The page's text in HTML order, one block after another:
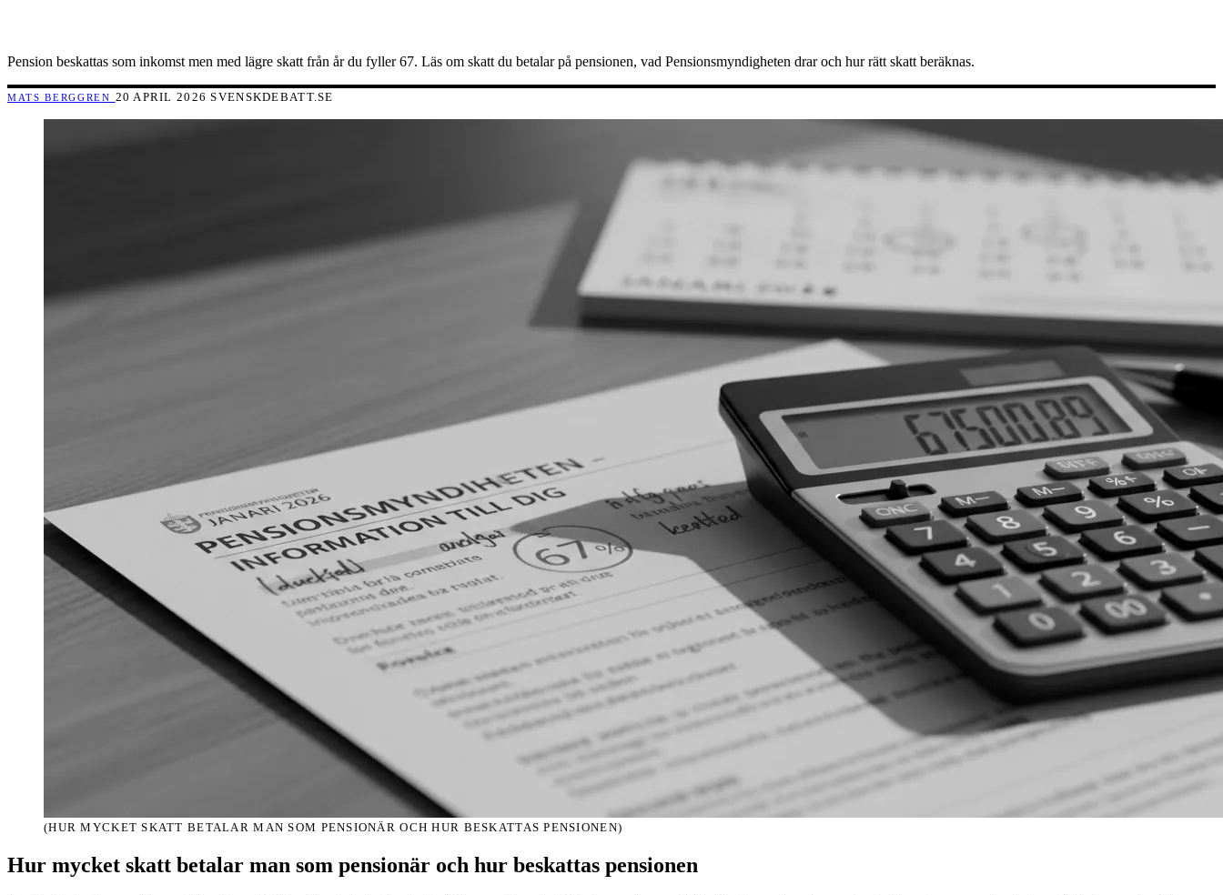
Pension beskattas som inkomst men med lägre skatt från år du fyller 67. Läs om skatt du betalar på pensionen, vad Pensionsmyndigheten drar och hur rätt skatt beräknas.
MATS BERGGREN 20 APRIL 2026SVENSKDEBATT.SE
(HUR MYCKET SKATT BETALAR MAN SOM PENSIONÄR OCH HUR BESKATTAS PENSIONEN)
Hur mycket skatt betalar man som pensionär och hur beskattas pensionen